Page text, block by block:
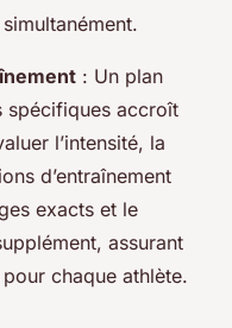
: Un plan
spécifiques accroît
l’intensité, la
d’entraînement
exacts et le
assurant
chaque athlète.